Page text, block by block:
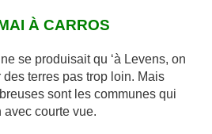
À CARROS
se produisait qu ‘à Levens, on
terres pas trop loin. Mais
sont les communes qui
courte vue.